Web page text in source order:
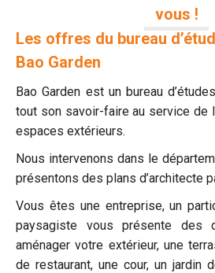
vous !
Les offres du bureau
Bao Garden
Bao Garden est un bureau
tout son savoir-faire au service de
espaces extérieurs.
Nous intervenons dans le
présentons des plans d’architecte
Vous êtes une entreprise, un
paysagiste vous présente des
aménager votre extérieur, une
de restaurant, une cour, un jardin